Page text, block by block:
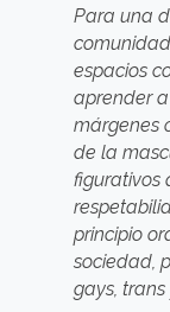
Para una
espacios
aprender
márgenes
de la
figurativos
principio
sociedad,
gays, trans